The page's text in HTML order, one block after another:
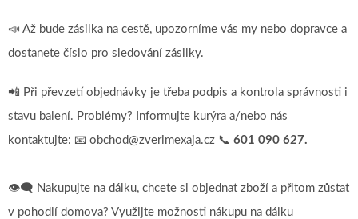
📣 Až bude zásilka na cestě, upozorníme vás my nebo dopravce a
dostanete číslo pro sledování zásilky.
📲 Při převzetí objednávky je třeba podpis a kontrola správnosti i
stavu balení. Problémy? Informujte kurýra a/nebo nás
kontaktujte: 📧 obchod@zverimexaja.cz 📞 601 090 627.
👁️‍🗨️ Nakupujte na dálku, chcete si objednat zboží a přitom zůstat
v pohodlí domova? Využijte možnosti nákupu na dálku